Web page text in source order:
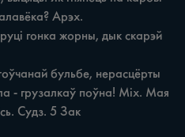
Арэх.
- грузалкаў поўна! Міх. Мая
Судз. 5 Зак